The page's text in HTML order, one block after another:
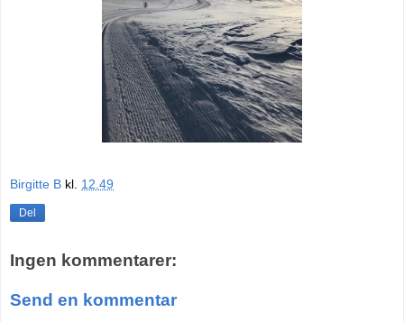
Birgitte B kl. 12.49
Del
Ingen kommentarer:
Send en kommentar